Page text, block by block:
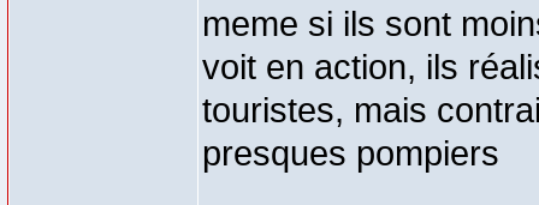
meme si ils sont
voit en action, ils
touristes, mais
presques pompiers